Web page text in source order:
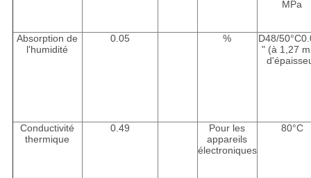
MPa
Absorption de
l'humidité
0.05 % D48/50°C
" (à 1,27
Conductivité
thermique
0.49
Pour les
appareils
électroniques
80°C